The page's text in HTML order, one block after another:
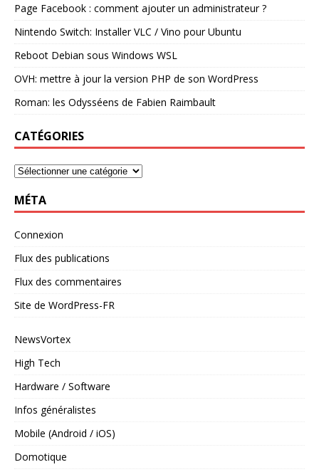
Page Facebook : comment ajouter un administrateur ?
Nintendo Switch: Installer VLC / Vino pour Ubuntu
Reboot Debian sous Windows WSL
OVH: mettre à jour la version PHP de son WordPress
Roman: les Odysséens de Fabien Raimbault
CATÉGORIES
MÉTA
Connexion
Flux des publications
Flux des commentaires
Site de WordPress-FR
NewsVortex
High Tech
Hardware / Software
Infos généralistes
Mobile (Android / iOS)
Domotique